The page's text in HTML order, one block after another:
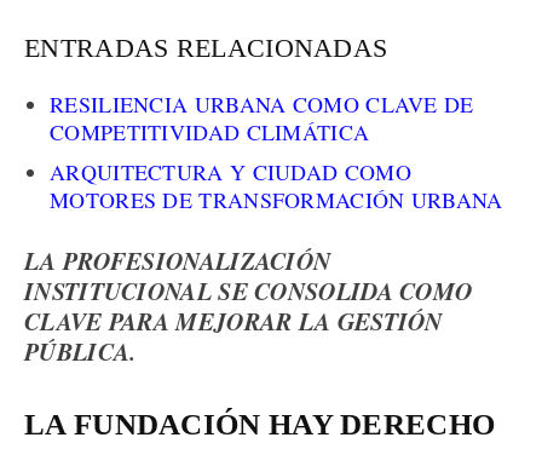
ENTRADAS RELACIONADAS
RESILIENCIA URBANA COMO CLAVE DE
COMPETITIVIDAD CLIMÁTICA
ARQUITECTURA Y CIUDAD COMO
MOTORES DE TRANSFORMACIÓN URBANA
LA PROFESIONALIZACIÓN
INSTITUCIONAL SE CONSOLIDA COMO
CLAVE PARA MEJORAR LA GESTIÓN
PÚBLICA.
LA FUNDACIÓN HAY DERECHO